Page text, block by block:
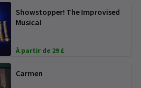
Showstopper! The Improvised
Musical
À partir de 29 £
Carmen